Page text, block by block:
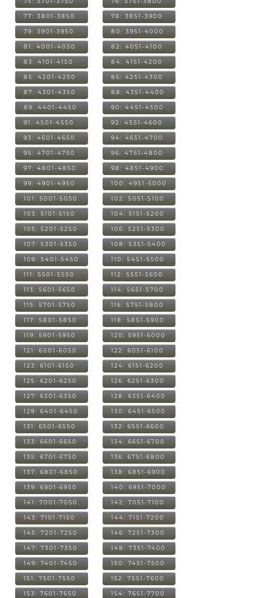
77: 3801-3850 78: 3851-3900
79: 3901-3950 80: 3951-4000
81: 4001-4050 82: 4051-4100
83: 4101-4150 84: 4151-4200
85: 4201-4250 86: 4251-4300
87: 4301-4350 88: 4351-4400
89: 4401-4450 90: 4451-4500
91: 4501-4550 92: 4551-4600
93: 4601-4650 94: 4651-4700
95: 4701-4750 96: 4751-4800
97: 4801-4850 98: 4851-4900
99: 4901-4950 100: 4951-5000
101: 5001-5050 102: 5051-5100
103: 5101-5150 104: 5151-5200
105: 5201-5250 106: 5251-5300
107: 5301-5350 108: 5351-5400
109: 5401-5450 110: 5451-5500
111: 5501-5550 112: 5551-5600
113: 5601-5650 114: 5651-5700
115: 5701-5750 116: 5751-5800
117: 5801-5850 118: 5851-5900
119: 5901-5950 120: 5951-6000
121: 6001-6050 122: 6051-6100
123: 6101-6150 124: 6151-6200
125: 6201-6250 126: 6251-6300
127: 6301-6350 128: 6351-6400
129: 6401-6450 130: 6451-6500
131: 6501-6550 132: 6551-6600
133: 6601-6650 134: 6651-6700
135: 6701-6750 136: 6751-6800
137: 6801-6850 138: 6851-6900
139: 6901-6950 140: 6951-7000
141: 7001-7050 142: 7051-7100
143: 7101-7150 144: 7151-7200
145: 7201-7250 146: 7251-7300
147: 7301-7350 148: 7351-7400
149: 7401-7450 150: 7451-7500
151: 7501-7550 152: 7551-7600
153: 7601-7650 154: 7651-7700